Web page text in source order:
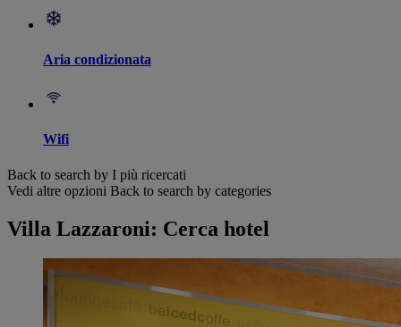
Aria condizionata
Wifi
Back to search by I più ricercati
Vedi altre opzioni Back to search by categories
Villa Lazzaroni: Cerca hotel